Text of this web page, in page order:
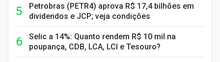
Petrobras (PETR4) aprova R$ 17,4 bilhões em
dividendos e JCP; veja condições
Selic a 14%: Quanto rendem R$ 10 mil na
poupança, CDB, LCA, LCI e Tesouro?